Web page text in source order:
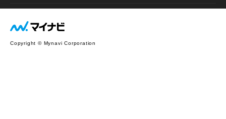
Copyright © Mynavi Corporation